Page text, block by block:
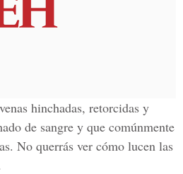
hinchadas, retorcidas y
de sangre y que comúnmente
No querrás ver cómo lucen las